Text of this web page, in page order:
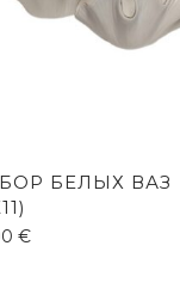
БЕЛЫХ ВАЗ
€